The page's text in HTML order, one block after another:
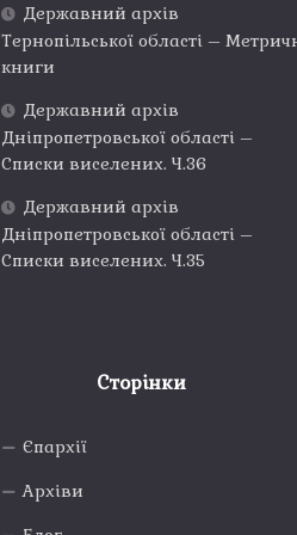
Державний архів
Тернопільської області –
книги
Державний архів
Дніпропетровської області –
Списки виселених. Ч.36
Державний архів
Дніпропетровської області –
Списки виселених. Ч.35
Сторінки
Єпархії
Архіви